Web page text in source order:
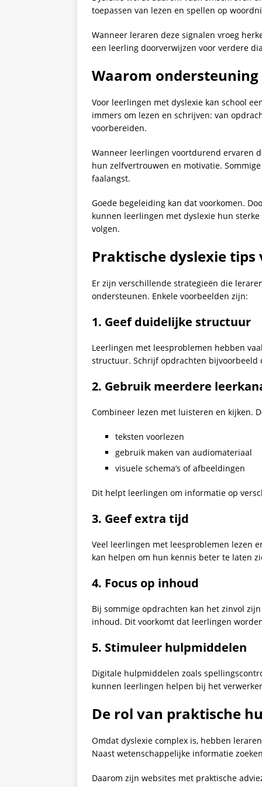
toepassen van lezen en spellen op
Wanneer leraren deze signalen vroeg
een leerling doorverwijzen voor verdere
Waarom
Voor leerlingen met dyslexie kan school
immers om lezen en schrijven: van
voorbereiden.
Wanneer leerlingen voortdurend ervaren
hun zelfvertrouwen en motivatie.
faalangst.
Goede begeleiding kan dat voorkomen.
kunnen leerlingen met dyslexie hun
volgen.
Praktische dyslexietips
Er zijn verschillende strategieën die
ondersteunen. Enkele voorbeelden zijn:
1. Geef duidelijke structuur
Leerlingen met leesproblemen hebben
structuur. Schrijf opdrachten
2. Gebruik meerdere
Combineer lezen met luisteren en kijken.
teksten voorlezen
gebruik maken van audiomateriaal
visuele schema’s of afbeeldingen
Dit helpt leerlingen om informatie op
3. Geef extra tijd
Veel leerlingen met leesproblemen lezen
kan helpen om hun kennis beter te laten
4. Focus op inhoud
Bij sommige opdrachten kan het zinvol
inhoud. Dit voorkomt dat leerlingen
5. Stimuleer hulpmiddelen
Digitale hulpmiddelen zoals
kunnen leerlingen helpen bij het
De rol van praktische
Omdat dyslexie complex is, hebben
Naast wetenschappelijke informatie
Daarom zijn websites met praktische